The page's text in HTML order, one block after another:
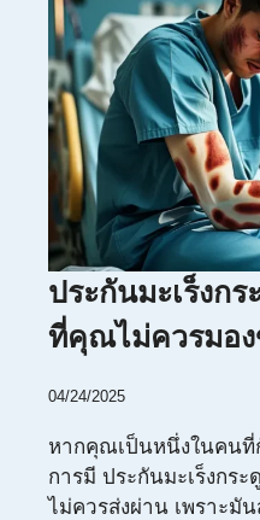
ประกันมะเร็งก
ที่คุณไม่ควรมอ
04/24/2025
หากคุณเป็นหนึ่งในคนที่
การมี ประกันมะเร็งกร
ไม่ควรส่งผ่าน เพราะมั